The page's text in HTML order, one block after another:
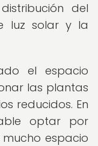
del
luz solar y la
el espacio
las plantas
reducidos. En
optar por
espacio